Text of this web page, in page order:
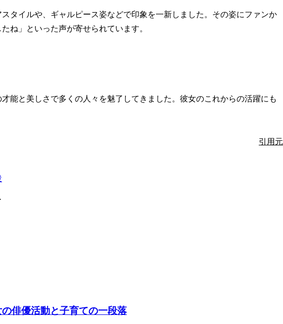
タイルや、ギャルピース姿などで印象を一新しました。その姿にファンか
ね」といった声が寄せられています。
能と美しさで多くの人々を魅了してきました。彼女のこれからの活躍にも
引用元
俳優活動と子育ての一段落